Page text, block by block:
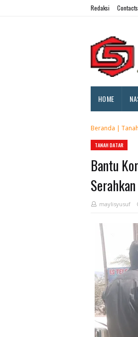
Redaksi
HOME
Beranda |
TANAH DATAR
Bantu
maylisyusuf